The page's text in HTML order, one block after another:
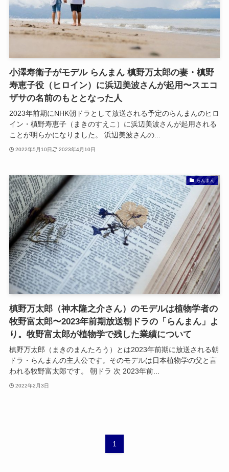
小澤寿衛子がモデル らんまん 槙野万太郎の妻・槙野
寿恵子役（ヒロイン）に浜辺美波さんが起用〜スエコ
ザサの名前のもととなった人
2023年前期にNHK朝ドラとして放送される予定のらんまんのヒロ
イン・槙野寿恵子（まきのすえこ）に浜辺美波さんが起用される
ことが明らかになりました。 浜辺美波さんの...
2022年5月10日 2023年4月10日
らんまん
槙野万太郎（神木隆之介さん）のモデルは植物学者の
牧野富太郎〜2023年前期放送朝ドラの「らんまん」よ
り。牧野富太郎が植物学で残した業績について
槙野万太郎（まきのまんたろう）とは2023年前期に放送される朝
ドラ・らんまんの主人公です。そのモデルは日本植物学の父と言
われる牧野富太郎です。 朝ドラ 次 2023年前...
2022年2月3日
1